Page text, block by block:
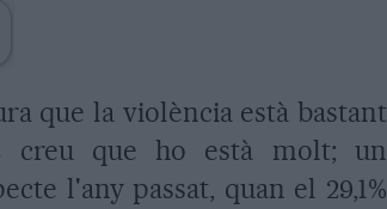
que la violència està bastant
creu que ho està molt; un
l'any passat, quan el 29,1%